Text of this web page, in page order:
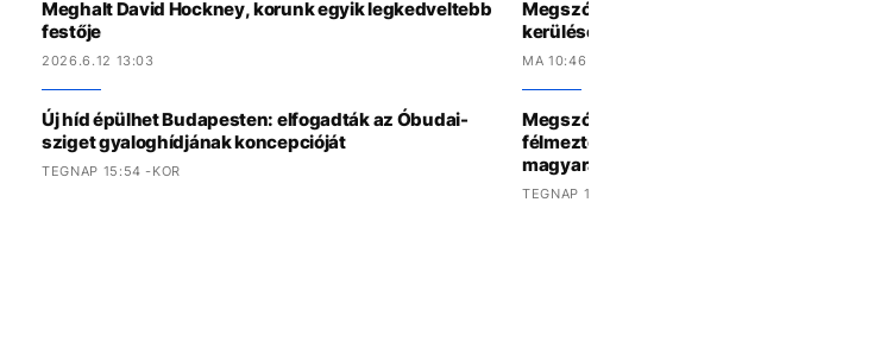
Meghalt David Hockney, korunk egyik legkedveltebb
festője
2026.6.12 13:03
Új híd épülhet Budapesten: elfogadták az Óbudai-
sziget gyaloghídjának koncepcióját
TEGNAP 15:54 -KOR
Megszólalt Perez Hilton családja a
kerülése után
MA 10:46 -KOR
Megszólalt a férfi, aki Pedro Pascallal
félmeztelenül egy jachton: „Igazából
magyarázkodnom“
TEGNAP 15:30 -KOR